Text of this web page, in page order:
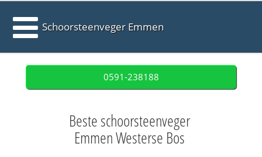
Schoorsteenveger Emmen
0591-238188
Beste schoorsteenveger
Emmen Westerse Bos